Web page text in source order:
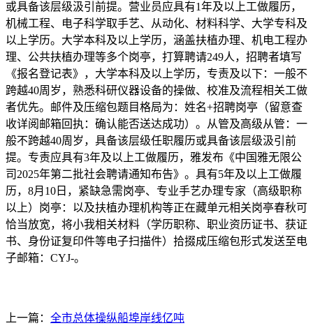
或具备该层级汲引前提。营业员应具有1年及以上工做履历，
机械工程、电子科学取手艺、从动化、材料科学、大学专科及
以上学历。大学本科及以上学历，涵盖扶植办理、机电工程办
理、公共扶植办理等多个岗亭，打算聘请249人，招聘者填写
《报名登记表》，大学本科及以上学历，专责及以下：一般不
跨越40周岁，熟悉科研仪器设备的操做、校准及流程相关工做
者优先。邮件及压缩包题目格局为：姓名+招聘岗亭（留意查
收详阅邮箱回执：确认能否送达成功）。从管及高级从管：一
般不跨越40周岁，具备该层级任职履历或具备该层级汲引前
提。专责应具有3年及以上工做履历，雅发布《中国雅无限公
司2025年第二批社会聘请通知布告》。具有5年及以上工做履
历，8月10日，紧缺急需岗亭、专业手艺办理专家（高级职称
以上）岗亭：以及扶植办理机构等正在藏单元相关岗亭春秋可
恰当放宽，将小我相关材料（学历职称、职业资历证书、获证
书、身份证复印件等电子扫描件）拾掇成压缩包形式发送至电
子邮箱：CYJ-。
上一篇： 全市总体操纵船埠岸线亿吨